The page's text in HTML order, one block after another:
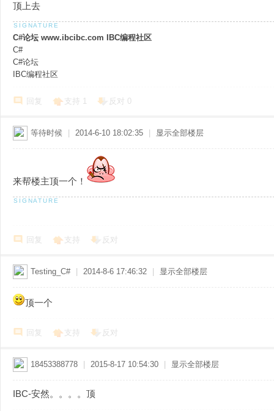
顶上去
C#论坛 www.ibcibc.com IBC编程社区
C#
C#论坛
IBC编程社区
回复 支持 1 反对 0
等待时候 2014-6-10 18:02:35 显示全部楼层
来帮楼主顶一个！
回复 支持 反对
Testing_C# 2014-8-6 17:46:32 显示全部楼层
顶一个
回复 支持 反对
18453388778 2015-8-17 10:54:30 显示全部楼层
IBC-安然。。。。顶